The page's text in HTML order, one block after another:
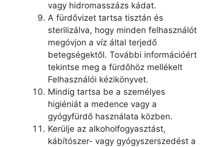
vagy hidromasszázs kádat.
A fürdővizet tartsa tisztán és
sterilizálva, hogy minden felhasználót
megóvjon a víz által terjedő
betegségektől. További információért
tekintse meg a fürdőhöz mellékelt
Felhasználói kézikönyvet.
Mindig tartsa be a személyes
higiéniát a medence vagy a
gyógyfürdő használata közben.
Kerülje az alkoholfogyasztást,
kábítószer- vagy gyógyszerszedést a